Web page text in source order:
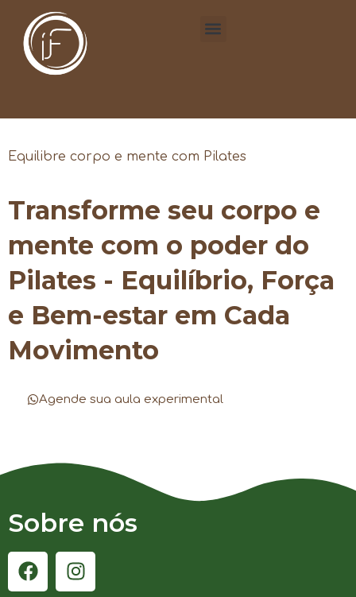
Equilibre corpo e mente com Pilates
Transforme seu corpo e
mente com o poder do
Pilates - Equilíbrio, Força
e Bem-estar em Cada
Movimento
Agende sua aula experimental
Sobre nós